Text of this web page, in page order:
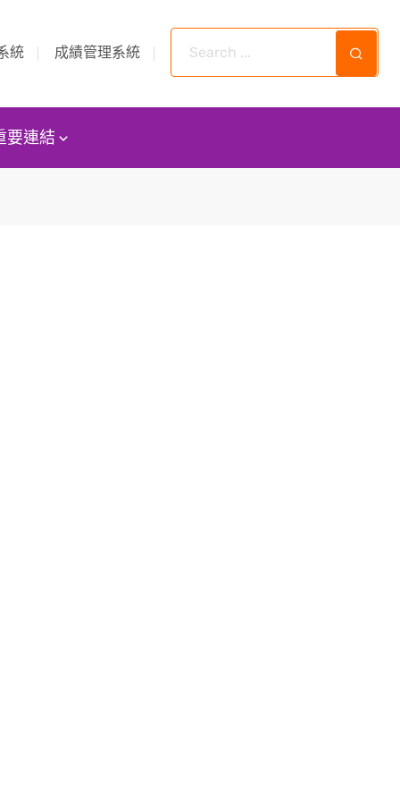
統 成績管理系統
要連結